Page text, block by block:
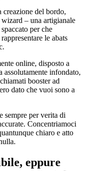
creazione del bordo,
– una artigianale
per che
le abats
online, disposto a
assolutamente infondato,
booster ad
dato che vuoi sono a
sempre per verita di
Concentriamoci
chiaro e atto
eppure